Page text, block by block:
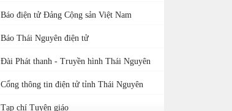
Báo điện tử Đảng Cộng sản Việt Nam
Báo Thái Nguyên điện tử
Đài Phát thanh - Truyền hình Thái Nguyên
Cổng thông tin điện tử tỉnh Thái Nguyên
Tạp chí Tuyên giáo